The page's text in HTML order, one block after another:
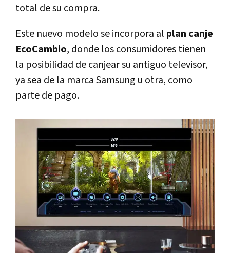
total de su compra.
Este nuevo modelo se incorpora al plan canje
EcoCambio, donde los consumidores tienen
la posibilidad de canjear su antiguo televisor,
ya sea de la marca Samsung u otra, como
parte de pago.